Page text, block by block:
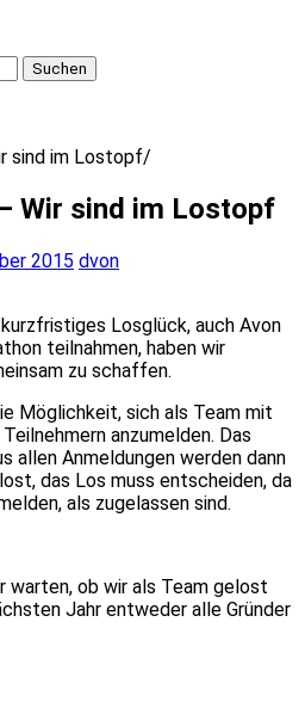
sind im Lostopf
Wir sind im Lostopf
2015 dvon
Losglück, auch Avon
teilnahmen, haben wir
zu schaffen.
Möglichkeit, sich als Team mit
anzumelden. Das
allen Anmeldungen werden dann
das Los muss entscheiden, da
als zugelassen sind.
warten, ob wir als Team gelost
Jahr entweder alle Gründer